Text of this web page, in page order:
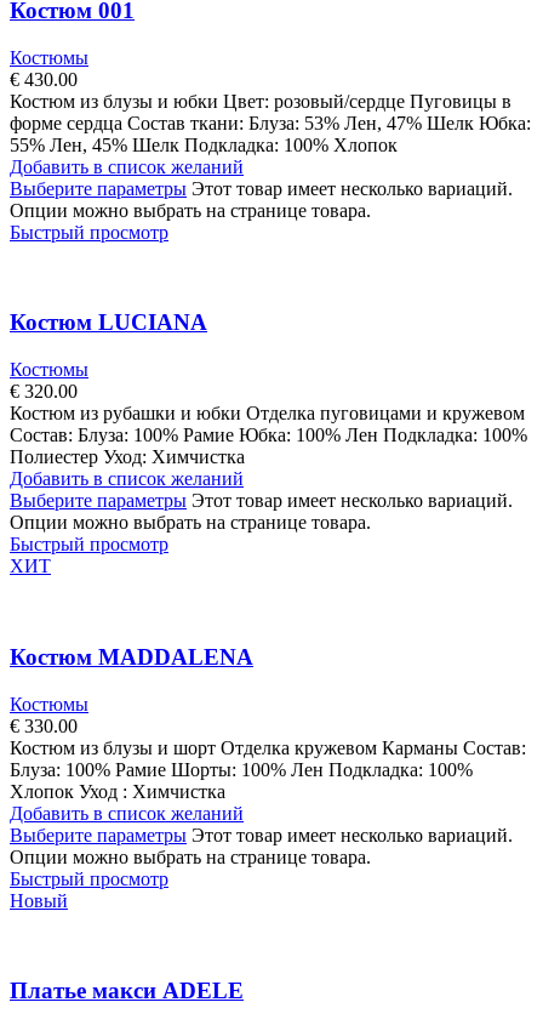
Костюм 001
Костюмы
€ 430.00
Костюм из блузы и юбки Цвет: розовый/сердце Пуговицы в
форме сердца Состав ткани: Блуза: 53% Лен, 47% Шелк Юбка:
55% Лен, 45% Шелк Подкладка: 100% Хлопок
Добавить в список желаний
Выберите параметры Этот товар имеет несколько вариаций.
Опции можно выбрать на странице товара.
Быстрый просмотр
Костюм LUCIANA
Костюмы
€ 320.00
Костюм из рубашки и юбки Отделка пуговицами и кружевом
Состав: Блуза: 100% Рамие Юбка: 100% Лен Подкладка: 100%
Полиестер Уход: Химчистка
Добавить в список желаний
Выберите параметры Этот товар имеет несколько вариаций.
Опции можно выбрать на странице товара.
Быстрый просмотр
ХИТ
Костюм MADDALENA
Костюмы
€ 330.00
Костюм из блузы и шорт Отделка кружевом Карманы Состав:
Блуза: 100% Рамие Шорты: 100% Лен Подкладка: 100%
Хлопок Уход : Химчистка
Добавить в список желаний
Выберите параметры Этот товар имеет несколько вариаций.
Опции можно выбрать на странице товара.
Быстрый просмотр
Новый
Платье макси ADELE